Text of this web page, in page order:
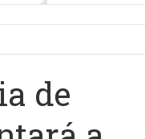
de